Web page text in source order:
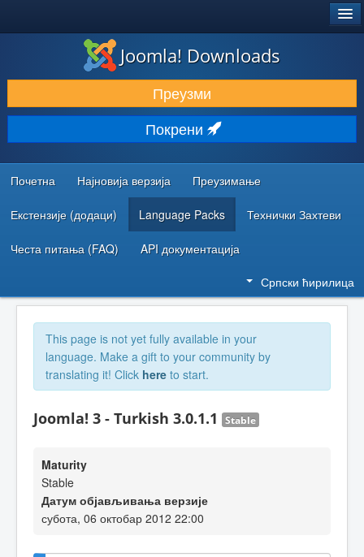
ПРЕУЗИМАЊЕ И ПРОШИРЕЊА (ЕКСТЕНЗИЈЕ)
ОТКРИЈТЕ И НАУЧИТЕ
ЗАЈЕДНИЦА И ПОДРШКА
РЕСУРСИ ЗА РАЗВОЈ
Joomla! Downloads
Преузми
Покрени
Почетна Најновија верзија Преузимање
Екстензије (додаци) Language Packs Технички Захтеви
Честа питања (FAQ) API документација
Српски ћирилица
This page is not yet fully available in your
language. Make a gift to your community by
translating it! Click here to start.
Joomla! 3 - Turkish 3.0.1.1 Stable
Maturity
Stable
Датум објављивања верзије
субота, 06 октобар 2012 22:00